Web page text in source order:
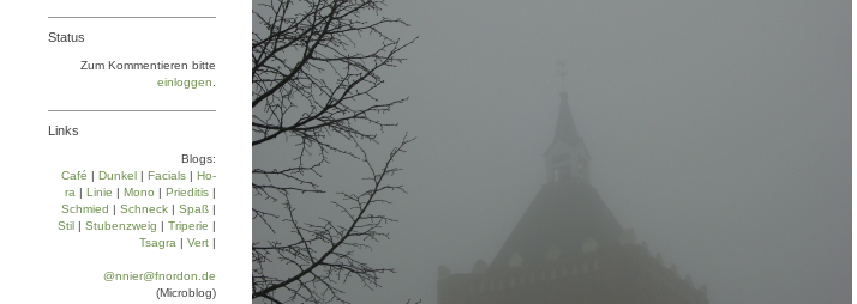
Status
Zum Kommentieren bitte
einloggen
Links
Blogs:
Café | Dun­kel | Facials | Ho­
ra | Linie | Mo­no | Prie­di­tis |
Schmied | Schneck | Spaß |
Stil | Stu­ben­zweig | Tri­pe­rie |
Tsa­gra | Vert |
@nnier@fnordon.de
(Microblog)